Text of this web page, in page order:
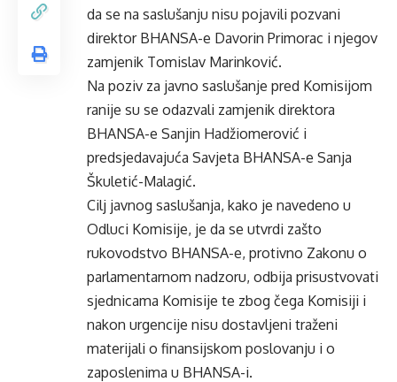
da se na saslušanju nisu pojavili pozvani
direktor BHANSA-e Davorin Primorac i njegov
zamjenik Tomislav Marinković.
Na poziv za javno saslušanje pred Komisijom
ranije su se odazvali zamjenik direktora
BHANSA-e Sanjin Hadžiomerović i
predsjedavajuća Savjeta BHANSA-e Sanja
Škuletić-Malagić.
Cilj javnog saslušanja, kako je navedeno u
Odluci Komisije, je da se utvrdi zašto
rukovodstvo BHANSA-e, protivno Zakonu o
parlamentarnom nadzoru, odbija prisustvovati
sjednicama Komisije te zbog čega Komisiji i
nakon urgencije nisu dostavljeni traženi
materijali o finansijskom poslovanju i o
zaposlenima u BHANSA-i.